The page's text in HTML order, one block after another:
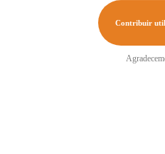
Contribuir